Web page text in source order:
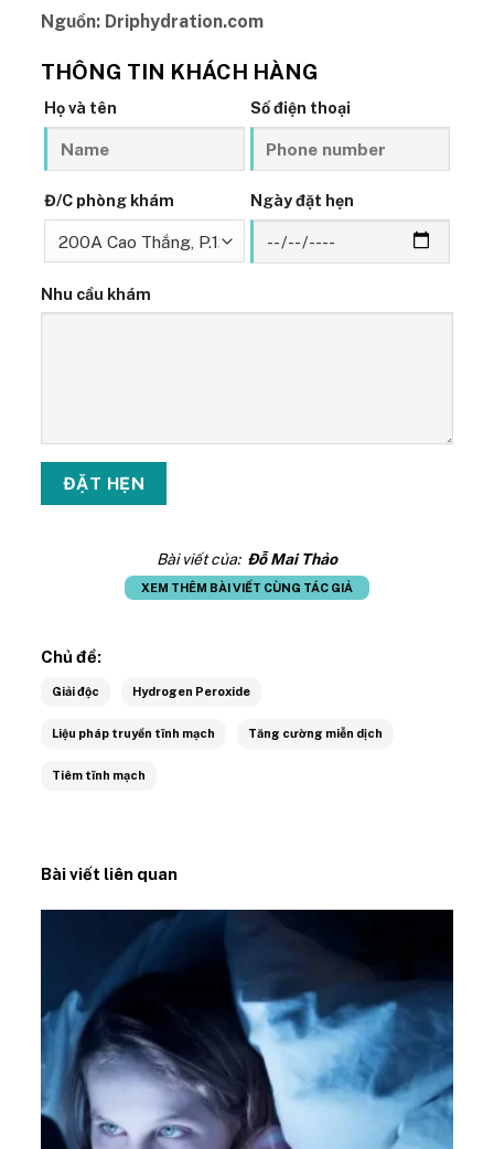
Nguồn: Driphydration.com
THÔNG TIN KHÁCH HÀNG
Họ và tên Số điện thoại
Đ/C phòng khám Ngày đặt hẹn
Nhu cầu khám
Bài viết của: Đỗ Mai Thảo
XEM THÊM BÀI VIẾT CÙNG TÁC GIẢ
Chủ đề:
Giải độc Hydrogen Peroxide
Liệu pháp truyền tĩnh mạch Tăng cường miễn dịch
Tiêm tĩnh mạch
Bài viết liên quan